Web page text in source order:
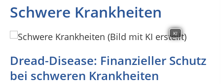
Schwere Krankheiten
KI
Dread-Disease: Finanzieller Schutz
bei schweren Krankheiten